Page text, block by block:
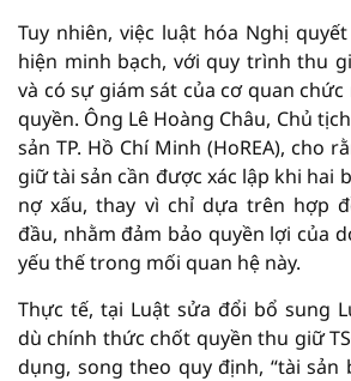
Tuy nhiên, việc luật hóa Nghị
hiện minh bạch, với quy trình thu
và có sự giám sát của cơ quan
quyền. Ông Lê Hoàng Châu, Chủ
sản TP. Hồ Chí Minh (HoREA), cho
giữ tài sản cần được xác lập khi hai
nợ xấu, thay vì chỉ dựa trên hợp
đầu, nhằm đảm bảo quyền lợi của
yếu thế trong mối quan hệ này.
Thực tế, tại Luật sửa đổi bổ sung
dù chính thức chốt quyền thu giữ
dụng, song theo quy định, “tài sản